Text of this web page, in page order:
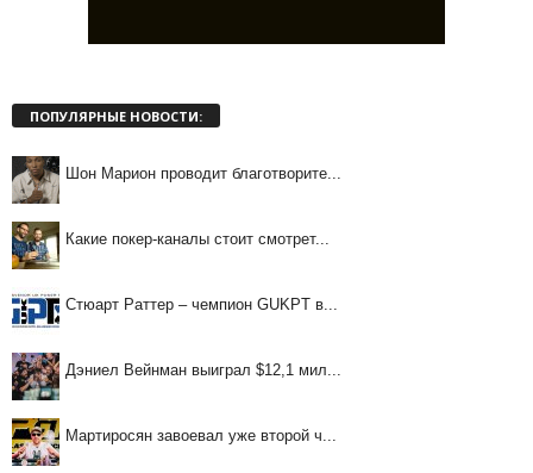
ПОПУЛЯРНЫЕ НОВОСТИ:
Шон Марион проводит благотворите...
Какие покер-каналы стоит смотрет...
Стюарт Раттер – чемпион GUKPT в...
Дэниел Вейнман выиграл $12,1 мил...
Мартиросян завоевал уже второй ч...